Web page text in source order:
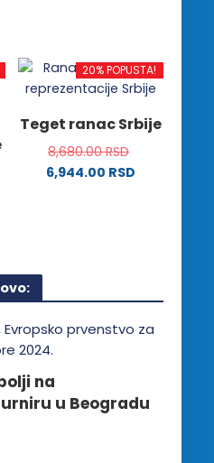
proizvoda.
više
varijanti.
mogu
biti
izabrane
20% POPUSTA!
Teget ranac Srbije
8,680.00RSD
6,944.00 RSD
na
u Beogradu